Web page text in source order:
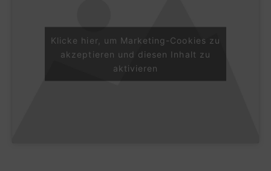
Klicke hier, um Marketing-Cookies zu
akzeptieren und diesen Inhalt zu
aktivieren